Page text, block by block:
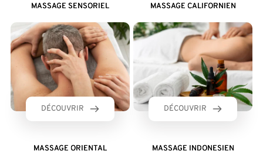
MASSAGE SENSORIEL
DÉCOUVRIR
MASSAGE CALIFORNIEN
DÉCOUVRIR
MASSAGE ORIENTAL MASSAGE INDONESIEN